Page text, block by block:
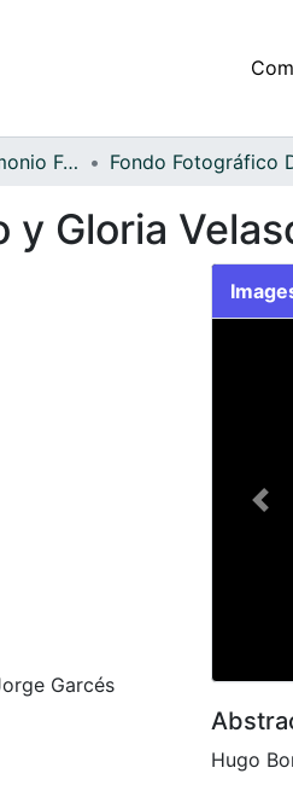
Archivo del Patrimonio Fotográfico y Fílmico del Valle del Cauca
y Gloria
Garcés
Hugo